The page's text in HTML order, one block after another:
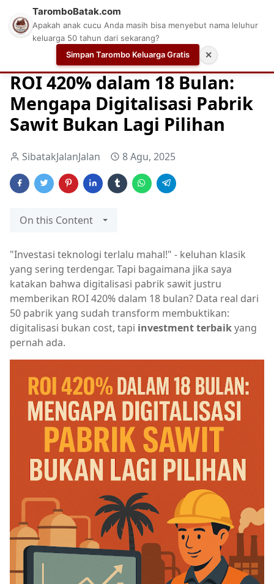
Perusahaan Sawit Sawit SawitKu
ROI 420% dalam 18 Bulan:
Mengapa Digitalisasi Pabrik
Sawit Bukan Lagi Pilihan
SibatakJalanJalan 8 Agu, 2025
On this Content
"Investasi teknologi terlalu mahal!" - keluhan klasik
yang sering terdengar. Tapi bagaimana jika saya
katakan bahwa digitalisasi pabrik sawit justru
memberikan ROI 420% dalam 18 bulan? Data real dari
50 pabrik yang sudah transform membuktikan:
digitalisasi bukan cost, tapi investment terbaikyang
pernah ada.
TaromboBatak.com
Apakah anak cucu Anda masih bisa menyebut nama leluhur
keluarga 50 tahun dari sekarang?
Simpan Tarombo Keluarga Gratis
✕